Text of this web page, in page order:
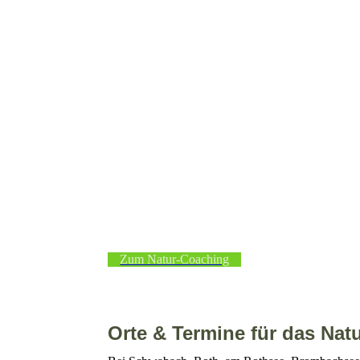
Zum Natur-Coaching
Orte & Termine für das